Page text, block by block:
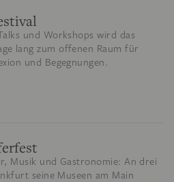
und Workshops wird das
lang zum offenen Raum für
und Begegnungen.
Musik und Gastronomie: An drei
seine Museen am Main